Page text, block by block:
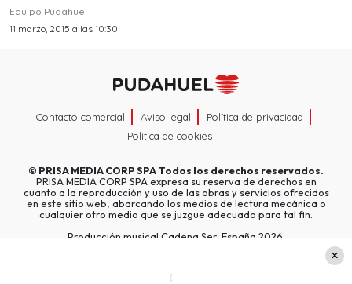
Equipo Pudahuel
11 marzo, 2015 a las 10:30
Contacto comercial Aviso legal
Política de privacidad
Política de cookies
© PRISA MEDIA CORP SPATodos los derechos reservados.
PRISA MEDIA CORP SPA expresa su reserva de derechos en
cuanto a la reproducción y uso de las obras y servicios ofrecidos
en este sitio web, abarcando los medios de lectura mecánica o
cualquier otro medio que se juzgue adecuado para tal fin.
Producción musical Cadena Ser, España 2026.